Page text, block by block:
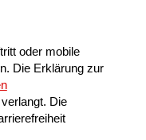
oder mobile
Die Erklärung zur
verlangt. Die